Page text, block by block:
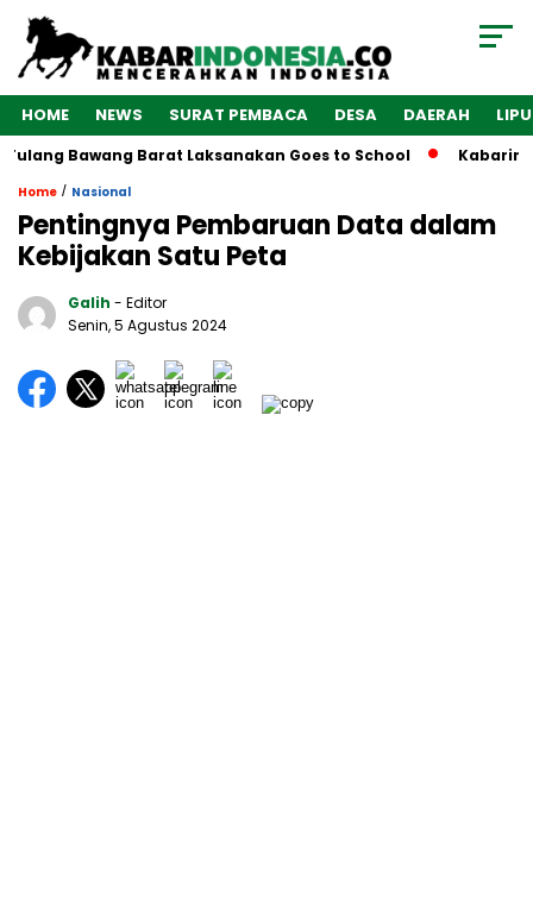
HOME NEWS SURAT PEMBACA DESA DAERAH
Bawang Barat Laksanakan Goes to School
Home / Nasional
Pentingnya Pembaruan Data dalam
Kebijakan Satu Peta
Galih - Editor
Senin, 5 Agustus 2024